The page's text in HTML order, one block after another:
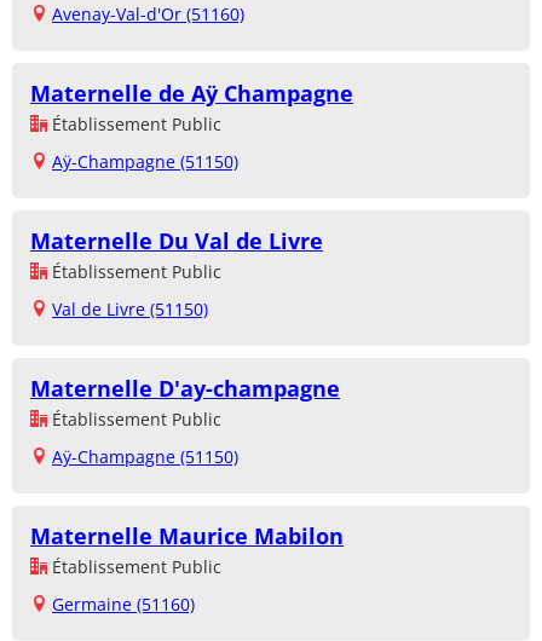
Avenay-Val-d'Or (51160)
Maternelle de Aÿ Champagne
Établissement Public
Aÿ-Champagne (51150)
Maternelle Du Val de Livre
Établissement Public
Val de Livre (51150)
Maternelle D'ay-champagne
Établissement Public
Aÿ-Champagne (51150)
Maternelle Maurice Mabilon
Établissement Public
Germaine (51160)